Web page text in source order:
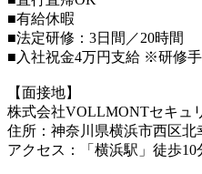
■有給休暇
■法定研修：3日間／20時間
■入社祝金4万円支給 ※研修
【面接地】
株式会社VOLLMONTセキュ
住所：神奈川県横浜市西区北
アクセス：「横浜駅」徒歩10